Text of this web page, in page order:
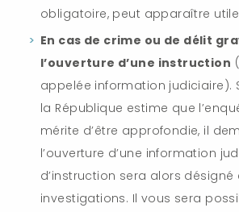
obligatoire, peut apparaître
En cas de crime ou de délit
l’ouverture d’une instruction
appelée information judiciaire).
la République estime que
mérite d’être approfondie, il
l’ouverture d’une information
d’instruction sera alors
investigations. Il vous sera